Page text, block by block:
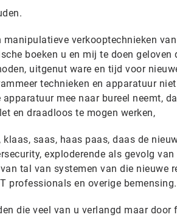
verkooptechnieken
boeken u en mij te doen geloven
uitgenut ware en tijd voor
technieken en apparatuur
mee naar bureel neemt,
en draadloos te mogen werken,
saas, haas paas, daas de
exploderende als gevolg van
tal van systemen van die nieuwe
professionals en overige bemensing.
die veel van u verlangd maar door